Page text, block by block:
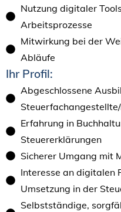
Nutzung digitaler
Arbeitsprozesse
Mitwirkung bei der
Abläufe
Ihr Profil:
Abgeschlossene
Erfahrung in
Steuererklärungen
Sicherer Umgang mit
Interesse an digitalen
Umsetzung in der
Selbstständige,